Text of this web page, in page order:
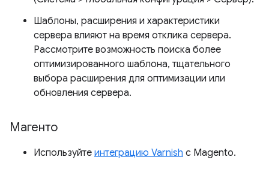
Шаблоны, расширения и характеристики
сервера влияют на время отклика сервера.
Рассмотрите возможность поиска более
оптимизированного шаблона, тщательного
выбора расширения для оптимизации или
обновления сервера.
Магенто
Используйте интеграцию Varnish с Magento.